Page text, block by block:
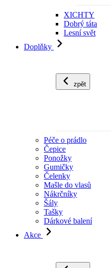
XICHTY
Dobrý táta
Lesní svět
Doplňky
zpět
Péče o prádlo
Čepice
Ponožky
Gumičky
Čelenky
Mašle do vlasů
Nákrčníky
Šály
Tašky
Dárkové balení
Akce